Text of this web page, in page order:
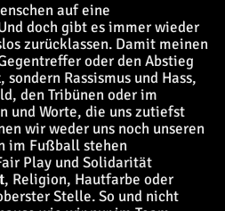
auf eine
doch gibt es immer wieder
zurücklassen. Damit meinen
oder den Abstieg
Rassismus und Hass,
den Tribünen oder im
und Worte, die uns zutiefst
wir weder uns noch unseren
im Fußball stehen
Play und Solidarität
Religion, Hautfarbe oder
Stelle. So und nicht